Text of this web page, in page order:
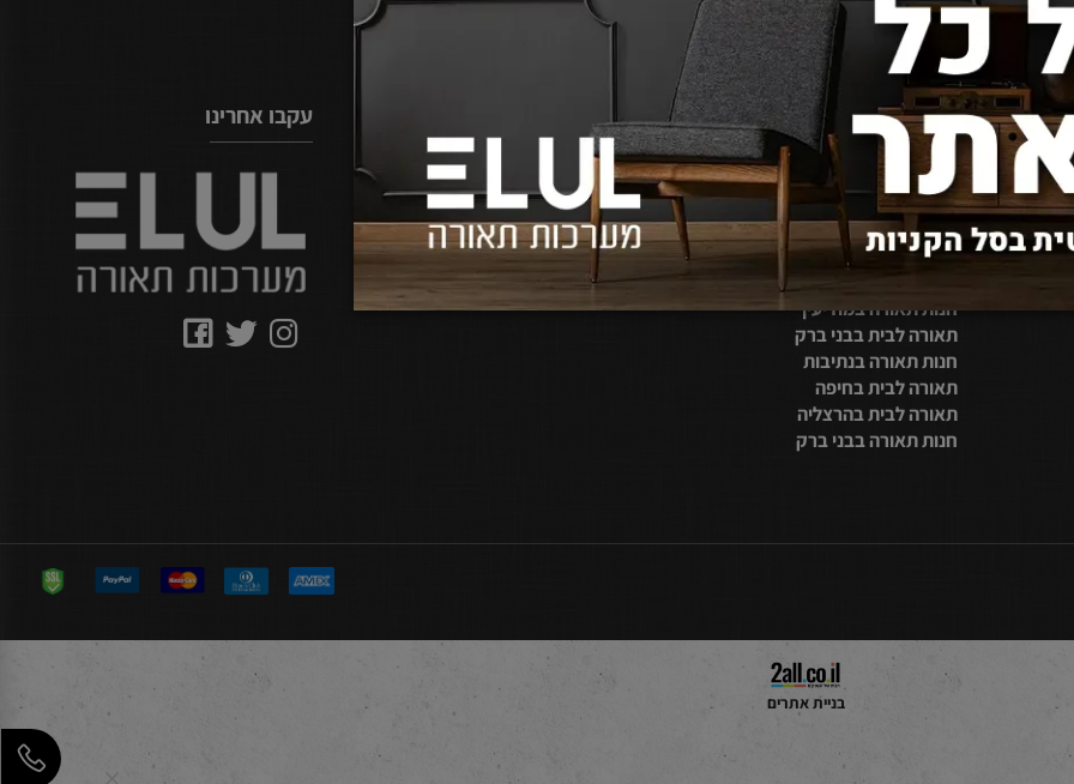
קטגוריות נוסף
תאורה לבית בנתניה
חנות תאורה בתל אביב
תאורה לבית בתל אביב
תאורה לבית בכפר סבא
חנות תאורה במודיעין
תאורה לבית בבני ברק
חנות תאורה בנתיבות
תאורה לבית בחיפה
צור קשר
טלפון:077-2314080
טופס כאן
בניית אתרים